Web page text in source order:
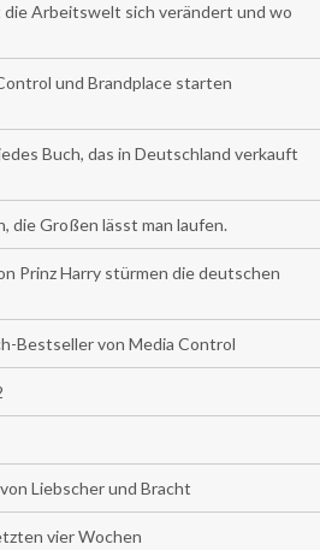
die Arbeitswelt sich verändert und wo
und Brandplace starten
Buch, das in Deutschland verkauft
die Großen lässt man laufen.
Prinz Harry stürmen die deutschen
Bestseller von Media Control
Liebscher und Bracht
vier Wochen